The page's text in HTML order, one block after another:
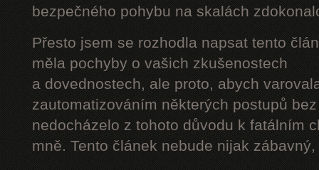
bezpečného pohybu na skalách
Přesto jsem se rozhodla napsat tento
měla pochyby o vašich zkušenostech
a dovednostech, ale proto, abych
zautomatizováním některých postupů
nedocházelo z tohoto důvodu k fatálním
mně. Tento článek nebude nijak